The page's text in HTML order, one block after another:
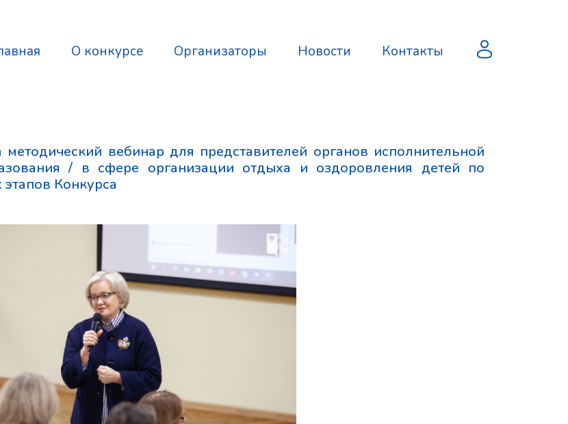
О конкурсе Организаторы Новости Контакты
вебинар для представителей органов исполнительной
/ в сфере организации отдыха и оздоровления детей по
Конкурса